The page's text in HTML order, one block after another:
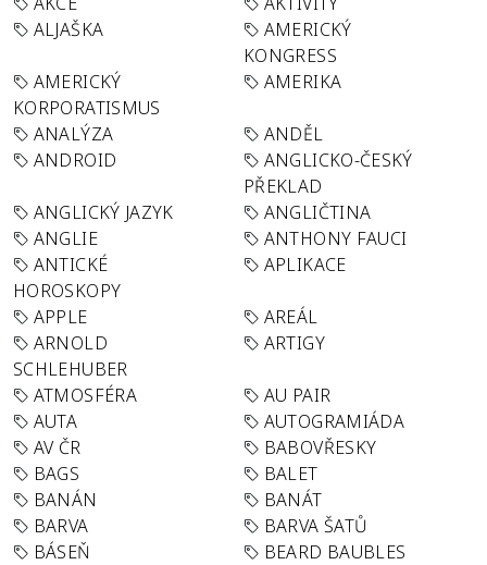
ALJAŠKA
AMERICKÝ
KONGRESS
AMERICKÝ
KORPORATISMUS
AMERIKA
ANALÝZA
ANDĚL
ANDROID
ANGLICKO-ČESKÝ
PŘEKLAD
ANGLICKÝ JAZYK
ANGLIČTINA
ANGLIE
ANTHONY FAUCI
ANTICKÉ
HOROSKOPY
APLIKACE
APPLE
AREÁL
ARNOLD
SCHLEHUBER
ARTIGY
ATMOSFÉRA
AU PAIR
AUTA
AUTOGRAMIÁDA
AV ČR
BABOVŘESKY
BAGS
BALET
BANÁN
BANÁT
BARVA
BARVA ŠATŮ
BÁSEŇ
BEARD BAUBLES